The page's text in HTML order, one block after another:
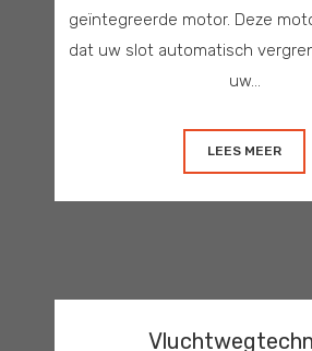
geïntegreerde motor. Deze
dat uw slot automatisch
uw...
LEES MEER